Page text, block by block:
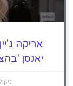
אריקה
יאנסן